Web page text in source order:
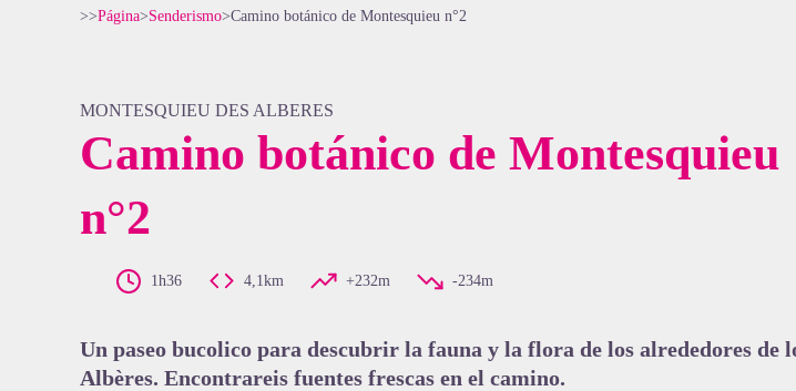
>>Página>Senderismo>Camino botánico de Montesquieu n°2
MONTESQUIEU DES ALBERES
Camino botánico de Montesquieu
n°2
1h36 4,1km +232m -234m
Un paseo bucolico para descubrir la fauna y la flora de los alrededores de
Albères. Encontrareis fuentes frescas en el camino.